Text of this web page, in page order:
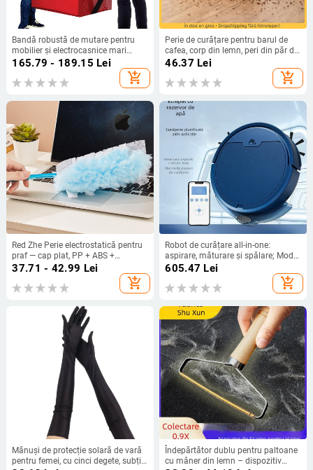
Bandă robustă de mutare pentru
mobilier și electrocasnice mari
(Material: Dylan; Stil: Simplitate
165.79 - 189.15 Lei
add_shopping_cart
Perie de curățare pentru barul de
cafea, corp din lemn, peri din păr de
cal de nuc, 28 g, pachet 255
46.37 Lei
add_shopping_cart
Red Zhe Perie electrostatică pentru
praf — cap plat, PP + ABS +
material nețesut, curățare în spațiile
37.71 - 42.99 Lei
add_shopping_cart
Robot de curățare all-in-one:
aspirare, măturare și spălare; Model
888, navigare aleatorie, 3.7V USB
acoperire 70–90 m², autonomie 0–
605.47 Lei
add_shopping_cart
Mănuși de protecție solară de vară
pentru femei, cu cinci degete, subțiri,
Îndepărtător dublu pentru paltoane
cu mâner din lemn – dispozitiv